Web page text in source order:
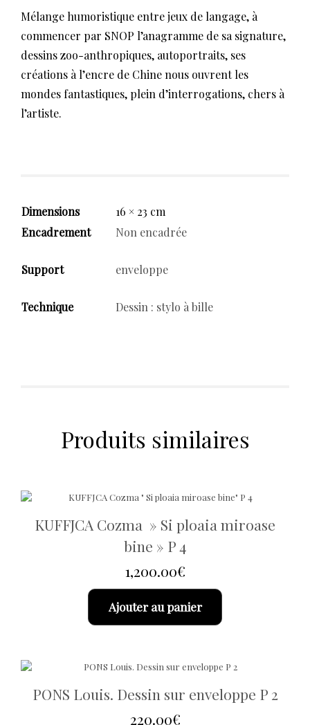
Mélange humoristique entre jeux de langage, à
commencer par SNOP l’anagramme de sa signature,
dessins zoo-anthropiques, autoportraits, ses
créations à l’encre de Chine nous ouvrent les
mondes fantastiques, plein d’interrogations, chers à
l’artiste.
Dimensions
16 × 23 cm
Encadrement
Non encadrée
Support enveloppe
Technique Dessin : stylo à bille
Produits similaires
KUFFJCA Cozma » Si ploaia miroase
bine » P 4
1,200.00€
Ajouter au panier
PONS Louis. Dessin sur enveloppe P 2
220.00€